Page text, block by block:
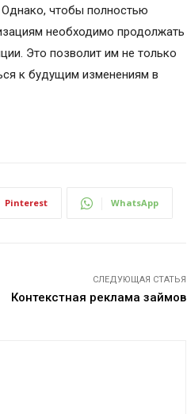
Однако, чтобы полностью
необходимо продолжать
Это позволит им не только
к будущим изменениям в
Pinterest WhatsApp
СЛЕДУЮЩАЯ СТАТЬЯ
Контекстная реклама займов